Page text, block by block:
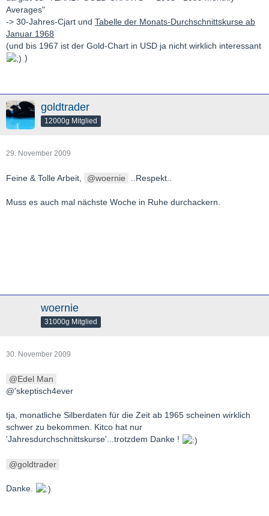
Averages"
-> 30-Jahres-Cjart und Tabelle der Monats-Durchschnittskurse ab
Januar 1968
(und bis 1967 ist der Gold-Chart in USD ja nicht wirklich interessant
)
goldtrader
12000g Mitglied
29. November 2009
Feine & Tolle Arbeit, woernie ..Respekt..
Muss es auch mal nächste Woche in Ruhe durchackern.
woernie
31000g Mitglied
30. November 2009
Edel Man
@'skeptisch4ever
tja, monatliche Silberdaten für die Zeit ab 1965 scheinen wirklich
schwer zu bekommen. Kitco hat nur
'Jahresdurchschnittskurse'...trotzdem Danke !
goldtrader
Danke.